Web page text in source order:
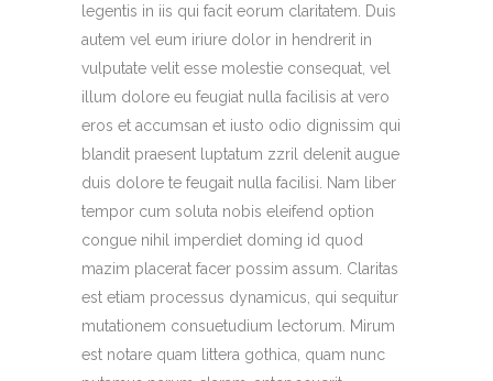
legentis in iis qui facit eorum claritatem. Duis
autem vel eum iriure dolor in hendrerit in
vulputate velit esse molestie consequat, vel
illum dolore eu feugiat nulla facilisis at vero
eros et accumsan et iusto odio dignissim qui
blandit praesent luptatum zzril delenit augue
duis dolore te feugait nulla facilisi. Nam liber
tempor cum soluta nobis eleifend option
congue nihil imperdiet doming id quod
mazim placerat facer possim assum. Claritas
est etiam processus dynamicus, qui sequitur
mutationem consuetudium lectorum. Mirum
est notare quam littera gothica, quam nunc